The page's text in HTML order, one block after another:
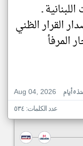
ـ
القرار الظني
Aug 04, 2026
٥ أيام
عدد الكلمات: ٥٣٤